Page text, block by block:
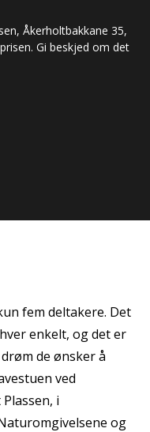
Åkerholtbakkane 35,
Gi beskjed om det
fem deltakere. Det
enkelt, og det er
de ønsker å
ved
i
og